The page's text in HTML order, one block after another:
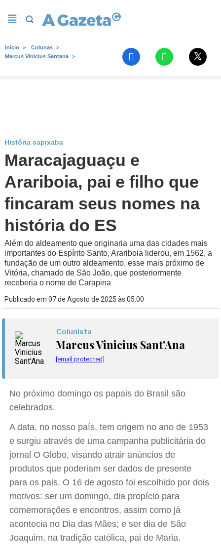
Início
Colunas
Marcus Vinicius Santana
História capixaba
Maracajaguaçu e
Arariboia, pai e filho que
fincaram seus nomes na
história do ES
Além do aldeamento que originaria uma das cidades mais
importantes do Espírito Santo, Arariboia liderou, em 1562, a
fundação de um outro aldeamento, esse mais próximo de
Vitória, chamado de São João, que posteriormente
receberia o nome de Carapina
Publicado em 07 de Agosto de 2025 às 05:00
Colunista
Marcus Vinicius Sant'Ana
[email protected]
No próximo domingo os papais do Brasil são
celebrados.
A data, no nosso país, tem origem no ano de 1953
e surgiu através de uma campanha publicitária do
jornal O Globo, visando atrair anúncios de
produtos que poderiam ser dados de presente
para os pais. O 16 de agosto foi escolhido por dois
motivos: ser um domingo, dia propício para
comemorações e encontros, assim como já
acontecia no Dia das Mães; e ser dia de São
Joaquim, na tradição católica, pai de Maria.